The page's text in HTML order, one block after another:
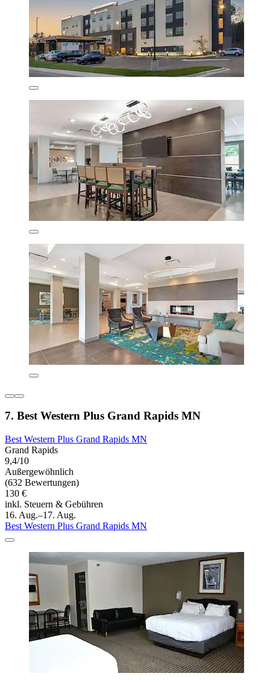
7. Best Western Plus Grand Rapids MN
Best Western Plus Grand Rapids MN
Grand Rapids
9,4/10
Außergewöhnlich
(632 Bewertungen)
130 €
inkl. Steuern & Gebühren
16. Aug.–17. Aug.
Best Western Plus Grand Rapids MN